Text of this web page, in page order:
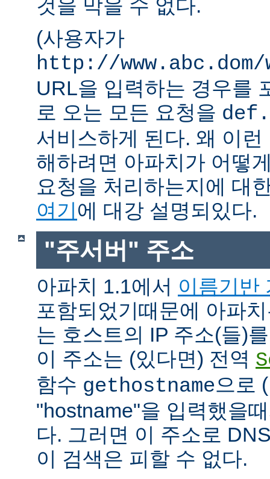
것을 막을 수 없다.
(사용자가
http://www.abc.dom/
URL을 입력하는 경우를
로 오는 모든 요청을
서비스하게 된다. 왜 이
해하려면 아파치가 어떻
요청을 처리하는지에 대
여기에 대강 설명되있다.
"주서버" 주소
아파치 1.1에서 이름기반
포함되었기때문에 아파
는 호스트의 IP 주소(들)
이 주소는 (있다면) 전역
함수 gethostname으로
"hostname"을 입력했을
다. 그러면 이 주소로
이 검색은 피할 수 없다.